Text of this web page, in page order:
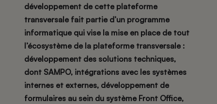
développement de cette plateforme
transversale fait partie d’un programme
informatique qui vise la mise en place de tout
l’écosystème de la plateforme transversale :
développement des solutions techniques,
dont SAMPO, intégrations avec les systèmes
internes et externes, développement de
formulaires au sein du système Front Office,